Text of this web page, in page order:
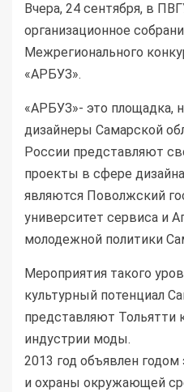
Вчера, 24 сентября, в
организационное
Межрегионального
«АРБУЗ».
«АРБУЗ»- это площадка,
дизайнеры Самарской
России представляют
проекты в сфере
являются Поволжский
университет сервиса и
молодежной политики
Мероприятия такого
культурный потенциал
представляют Тольятти
индустрии моды.
2013 год объявлен годом
и охраны окружающей